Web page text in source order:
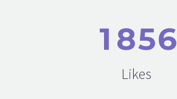
1 856
Likes